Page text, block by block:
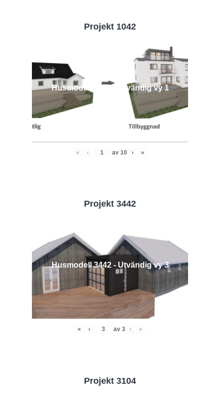
Projekt 1042
Husmodell 1042 - Utvändig vy 1
« ‹ av 10 › »
Projekt 3442
Husmodell 3442 - Utvändig vy 3
« ‹ av 3 › »
Projekt 3104